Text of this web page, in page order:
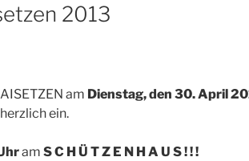
2013
am Dienstag, den 30. April
ein.
am S C H Ü T Z E N H A U S ! ! !